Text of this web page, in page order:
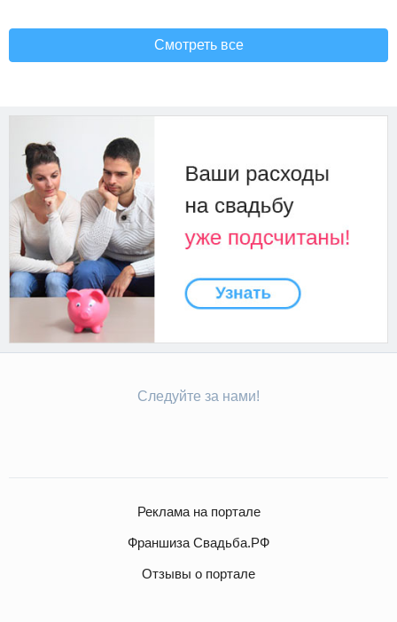
Смотреть все
Следуйте за нами!
Реклама на портале
Франшиза Свадьба.РФ
Отзывы о портале